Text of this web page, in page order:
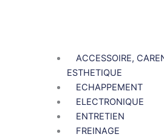
ACCESSOIRE,
ESTHETIQUE
ECHAPPEMENT
ELECTRONIQUE
ENTRETIEN
FREINAGE